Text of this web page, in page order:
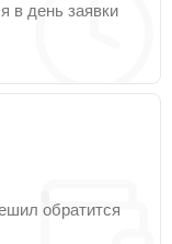
в день заявки
обратится